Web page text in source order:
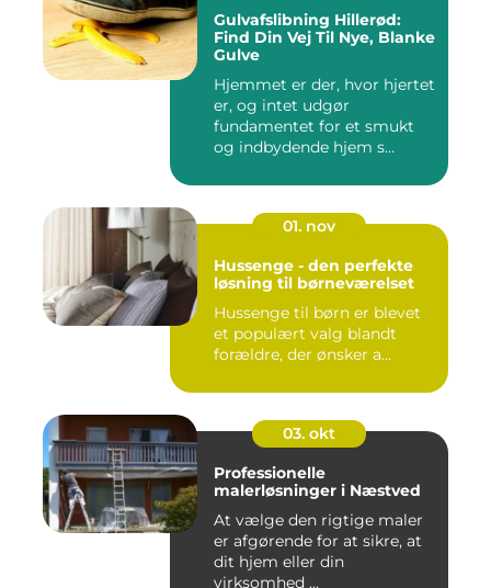
Gulvafslibning Hillerød:
Find Din Vej Til Nye, Blanke
Gulve
Hjemmet er der, hvor hjertet
er, og intet udgør
fundamentet for et smukt
og indbydende hjem s...
01. nov
Hussenge - den perfekte
løsning til børneværelset
Hussenge til børn er blevet
et populært valg blandt
forældre, der ønsker a...
03. okt
Professionelle
malerløsninger i Næstved
At vælge den rigtige maler
er afgørende for at sikre, at
dit hjem eller din
virksomhed ...